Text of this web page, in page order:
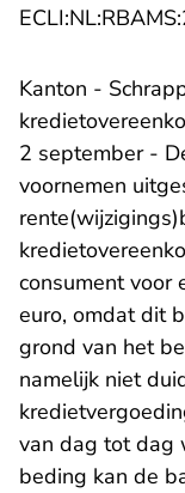
Kanton -
2 september -
voornemen
consument voor
euro, omdat dit
grond van het
namelijk niet
van dag tot dag
beding kan de